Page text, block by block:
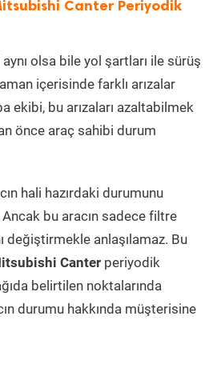
Canter Periyodik
olsa bile yol şartları ile sürüş
içerisinde farklı arızalar
ekibi, bu arızaları azaltabilmek
önce araç sahibi durum
hali hazırdaki durumunu
bu aracın sadece filtre
değiştirmekle anlaşılamaz. Bu
Canter periyodik
belirtilen noktalarında
durumu hakkında müşterisine